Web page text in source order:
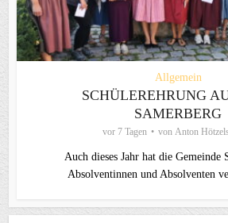
Allgemein
SCHÜLEREHRUNG
SAMERBERG
vor 7 Tagen von Anton
Auch dieses Jahr hat die Gemeinde
Absolventinnen und Absolventen